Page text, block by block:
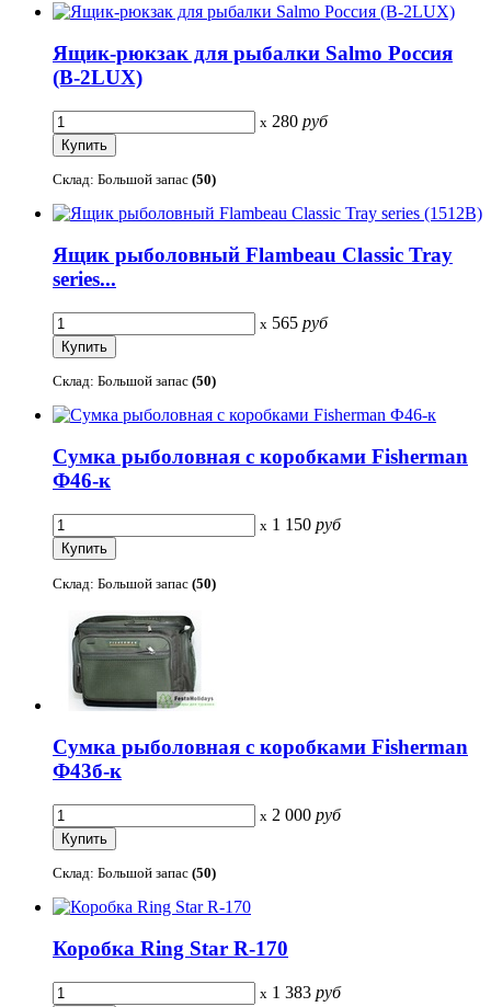
Ящик-рюкзак для рыбалки Salmo Россия
(B-2LUX)
x 280 руб
Склад: Большой запас (50)
Ящик рыболовный Flambeau Classic Tray
series...
x 565 руб
Склад: Большой запас (50)
Сумка рыболовная с коробками Fisherman
Ф46-к
x 1 150 руб
Склад: Большой запас (50)
Сумка рыболовная с коробками Fisherman
Ф43б-к
x 2 000 руб
Склад: Большой запас (50)
Коробка Ring Star R-170
x 1 383 руб